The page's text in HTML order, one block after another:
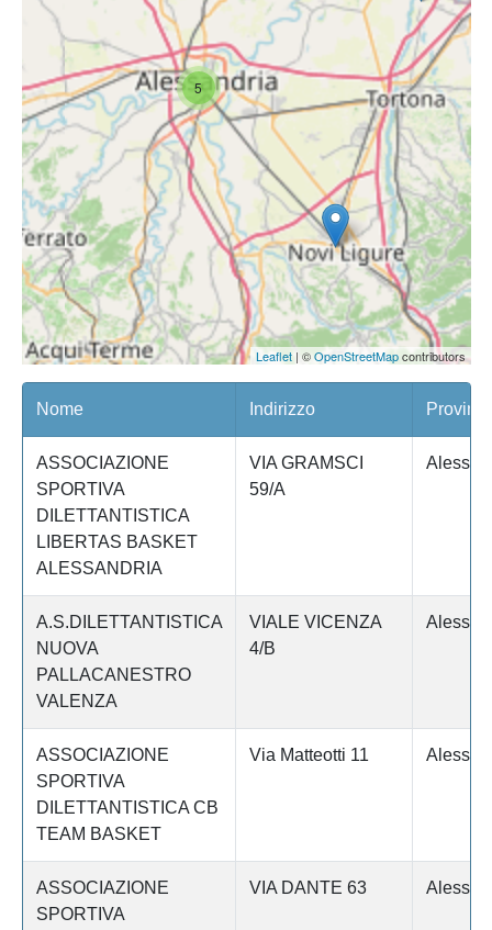
5
Leaflet| ©OpenStreetMapcontributors
Nome Indirizzo
ASSOCIAZIONE
SPORTIVA
DILETTANTISTICA
LIBERTAS BASKET
ALESSANDRIA
VIA GRAMSCI
59/A
A.S.DILETTANTISTICA
NUOVA
PALLACANESTRO
VALENZA
VIALE VICENZA
4/B
ASSOCIAZIONE
SPORTIVA
DILETTANTISTICA CB
TEAM BASKET
Via Matteotti 11
ASSOCIAZIONE
SPORTIVA
VIA DANTE 63